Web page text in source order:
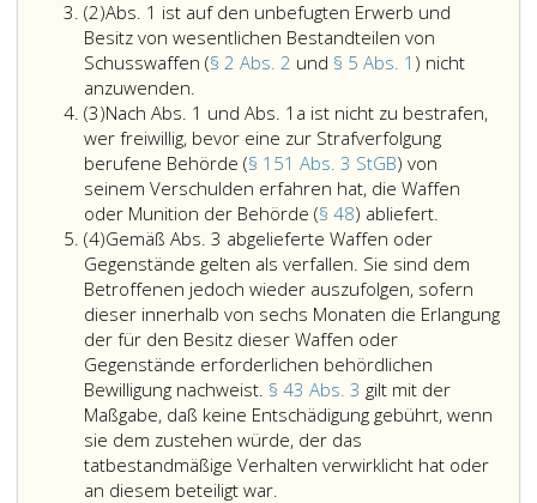
3
und
6
Freiheitsstrafe
bis
zu
einem
Jahr
oder
mit
Geldstrafe
bis
zu
360 Tagessätzen
und
in
den
Fällen
Freiheitsstrafe
bis
zu
Jahren
ist
zu
bestrafen,
wer
vorsätzlich
eine
oder
mehrere
in
Absatz
eins,
Strafe
(2)Absatz
2
Abs. 1 ist auf den unbefugten Erwerb und
Besitz von wesentlichen Bestandteilen von
Schusswaffen (§ 2 Abs. 2 und § 5 Abs. 1 ) nicht
anzuwenden.
eins,
ist
auf
den
unbefugten
Erwerb
und
Besitz
von
wesentlichen
Bestandteilen
von
Schusswaffen
(Paragraph
2,
Absatz
(3)Absatz
3
Nach Abs. 1 und Abs. 1a ist nicht zu bestrafen,
wer freiwillig, bevor eine zur Strafverfolgung
berufene Behörde (§ 151 Abs. 3 StGB) von
seinem Verschulden erfahren hat, die Waffen
oder Munition der Behörde (§ 48) abliefert.
eins
und
Absatz
ist
nicht
bestrafen,
(4)Absatz
4
Gemäß Abs. 3 abgelieferte Waffen oder
Gegenstände gelten als verfallen. Sie sind dem
Betroffenen jedoch wieder auszufolgen, sofern
dieser innerhalb von sechs Monaten die Erlangung
der für den Besitz dieser Waffen oder
Gegenstände erforderlichen behördlichen
Bewilligung nachweist. § 43 Abs. 3 gilt mit der
Maßgabe, daß keine Entschädigung gebührt, wenn
sie dem zustehen würde, der das
tatbestandmäßige Verhalten verwirklicht hat oder
an diesem beteiligt war.